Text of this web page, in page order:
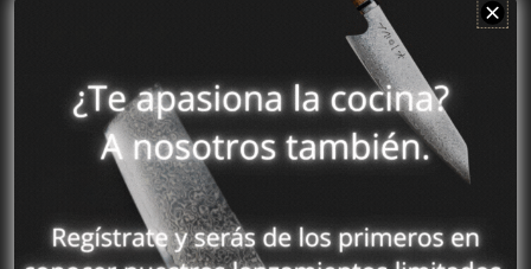
Jesus
Me encanto el diseño está genial, ya es el tercero
Armênia (MXN $)
Aruba (MXN $)
Austrália (MXN $)
Áustria (MXN $)
Azerbaijão (MXN $)